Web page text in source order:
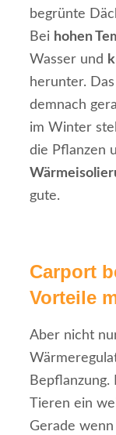
begrünte
Bei hohen
Wasser und
herunter.
demnach
im Winter
die Pflanzen
gute.
Carport
Vorteile
Aber nicht
Tieren ein
Gerade